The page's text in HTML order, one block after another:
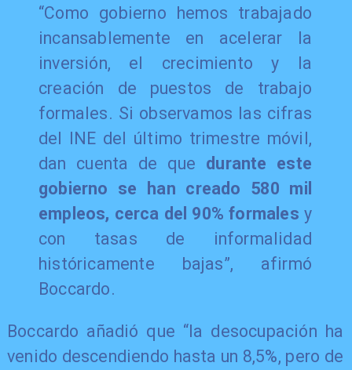
“Como gobierno hemos trabajado
incansablemente en acelerar la
inversión, el crecimiento y la
creación de puestos de trabajo
formales. Si observamos las cifras
del INE del último trimestre móvil,
dan cuenta de que durante este
gobierno se han creado 580 mil
empleos, cerca del 90% formales y
con tasas de informalidad
históricamente bajas”, afirmó
Boccardo.
Boccardo añadió que “la desocupación ha
venido descendiendo hasta un 8,5%, pero de